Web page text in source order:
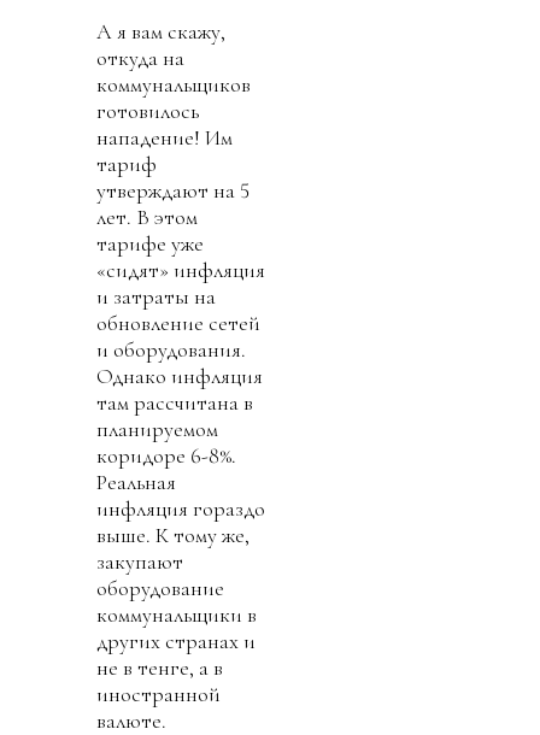
А я вам скажу,
откуда на
коммунальщиков
готовилось
нападение! Им
тариф
утверждают на 5
лет. В этом
тарифе уже
«сидят» инфляция
и затраты на
обновление сетей
и оборудования.
Однако инфляция
там рассчитана в
планируемом
коридоре 6-8%.
Реальная
инфляция гораздо
выше. К тому же,
закупают
оборудование
коммунальщики в
других странах и
не в тенге, а в
иностранной
валюте.